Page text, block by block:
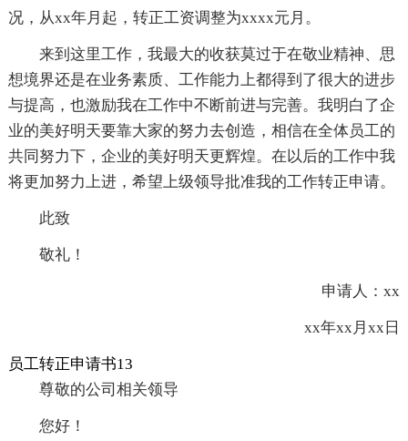
况，从xx年月起，转正工资调整为xxxx元月。
来到这里工作，我最大的收获莫过于在敬业精神、思
想境界还是在业务素质、工作能力上都得到了很大的进步
与提高，也激励我在工作中不断前进与完善。我明白了企
业的美好明天要靠大家的努力去创造，相信在全体员工的
共同努力下，企业的美好明天更辉煌。在以后的工作中我
将更加努力上进，希望上级领导批准我的工作转正申请。
此致
敬礼！
申请人：xx
xx年xx月xx日
员工转正申请书13
尊敬的公司相关领导
您好！